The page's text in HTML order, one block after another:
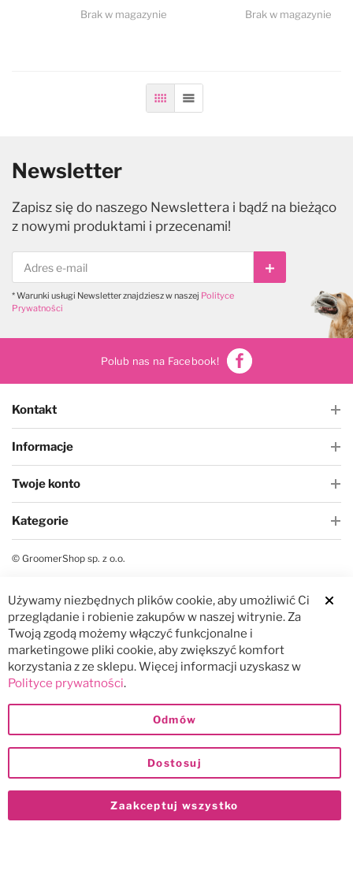
Brak w magazynie Brak w magazynie
SiatkaLista
Newsletter
Zapisz się do naszego Newslettera i bądź na bieżąco
z nowymi produktami i przecenami!
Subskrybuj
* Warunki usługi Newsletter znajdziesz w naszej Polityce
Prywatności
Polub nas na Facebook!
Kontakt
Informacje
Twoje konto
Kategorie
© GroomerShop sp. z o.o.
Używamy niezbędnych plików cookie, aby umożliwić Ci
przeglądanie i robienie zakupów w naszej witrynie. Za
Twoją zgodą możemy włączyć funkcjonalne i
marketingowe pliki cookie, aby zwiększyć komfort
korzystania z ze sklepu. Więcej informacji uzyskasz w
Polityce prywatności.
Zaakceptuj wszystko
Dostosuj
Odmów